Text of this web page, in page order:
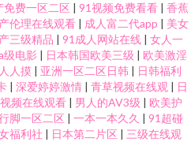
免费一区二区 | 91视频免费看看 | 香蕉
伦理在线观看 | 成人富二代app | 美女
三级精品 | 91成人网站在线 | 女人一
级电影 | 日本韩国欧美三级 | 欧美激淫
人摸 | 亚洲一区二区日韩 | 日韩福利
| 深爱婷婷激情 | 青草视频在线观 | 日
频在线观看 | 男人的AV3级 | 欧美护
脚一区二区 | 一本一本久久 | 91超碰
福利社 | 日本第二片区 | 三级在线观